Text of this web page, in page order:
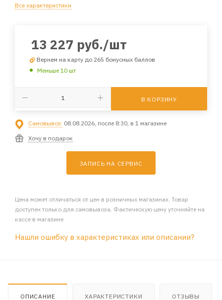
Все характеристики
13 227 руб./шт
Вернем на карту до 265 бонусных баллов
Меньше 10 шт
В КОРЗИНУ
Самовывоз: 08.08.2026, после 8:30, в 1 магазине
Хочу в подарок
ЗАПИСЬ НА СЕРВИС
Цена может отличаться от цен в розничных магазинах. Товар
доступен только для самовывоза. Фактическую цену уточняйте на
кассе в магазине
Нашли ошибку в характеристиках или описании?
ОПИСАНИЕ ХАРАКТЕРИСТИКИ ОТЗЫВЫ